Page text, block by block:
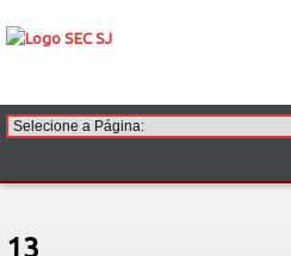
13